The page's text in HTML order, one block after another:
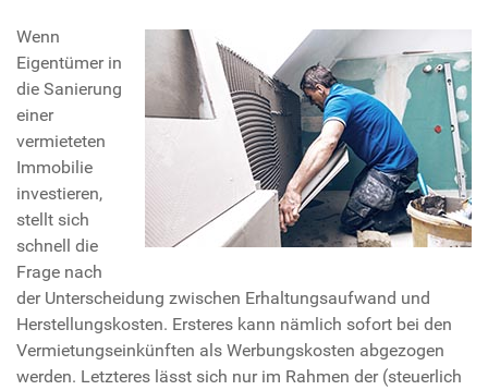
Wenn
Eigentümer in
die Sanierung
einer
vermieteten
Immobilie
investieren,
stellt sich
schnell die
Frage nach
der Unterscheidung zwischen Erhaltungsaufwand und
Herstellungskosten. Ersteres kann nämlich sofort bei den
Vermietungseinkünften als Werbungskosten abgezogen
werden. Letzteres lässt sich nur im Rahmen der (steuerlich